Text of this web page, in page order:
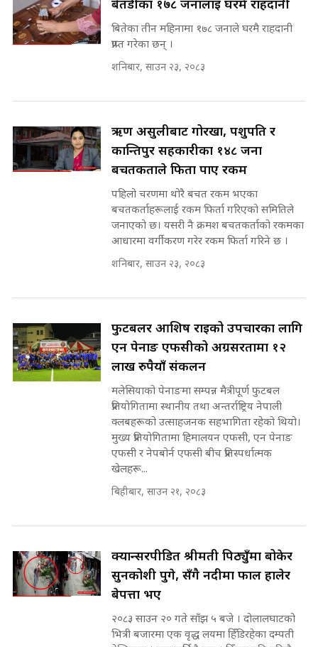
Prachanda, Rabi, Gagan Stand
on the Same Page ||
SIDHAKURA ||
भनिन्–साथ दिनुहोस्, दबाब होइन ||
Waterfall of Rasuwa ||
SIDHAKURA ||
कहिले बन्ला चक्रपथ ? विस्तार कार्यमा
Expansion Dilemma |
पटकपटक भावुक बने गृहमन्त्री सुदन
SIDHAKURA ||
पोप्पोको पासोः कमाउने लोभमा घरबार नै
उठिबास | The Dark Side of
INVESTIGATION
मन्त्री आउने बित्तिकै सुरु भएको थियो
घुसको डिल || Raj Kumar Gupta ||
SIDHAKURA ||
घुसको डिल गर्ने मन्त्रीकाे राजिनामा,
भूमिसुधार मन्त्रीलाई जोगाइदै ! ||
SIDHAKURA ||
प्रधानमन्त्री ? || SIDHAKURA ||
SIDHAKURA INVESTIGATION
||
मन्त्री र पूर्व मन्त्रीको ७८ लाख घुस डिलको
अडियो | FULL AUDIO |
SIDHAKURA |
मन्त्री राजकुमारलाई घुस दिने विचौलीया
पूर्व मन्त्री रञ्जिता || SIDHAKURA
मन्त्रीले घुस डिल गरेको अडियो ! दुई झोला
नोट मन्त्रीलाई घुस | SIDHAKURA |
बैतडीका १७८ जनालाई घरमै राहदानी
बितेका तीन महिनामा १७८ जनाले घरमै राहदानी
प्राप्त गरेका छन् ।
शनिबार, साउन २३, २०८३
ऋण असुलीबाट गोरखा, पशुपति र
कान्तिपुर सहकारीका १४८ जना
बचतकर्ताले फिर्ता पाए रकम
पहिलो चरणमा थोरै बचत रकम भएका
बचतकर्ताहरूलाई रकम फिर्ता गरिएको समितिले
जनाएको छ। यसरी नै क्रमश बचतकर्ताको रकमका
आधारमा वर्गीकरण गरेर रकम फिर्ता गरिने छ ।
शनिबार, साउन २३, २०८३
फुटबलर आशिष राईको उपचारका लागि
एन पेनाङ एफसीको अग्रसरतामा १२
लाख रुपैयाँ संकलन
मलेसियाको पेनाङमा सम्पन्न मैत्रीपूर्ण फुटबल
प्रतियोगितामा स्थानीय तथा अन्तर्राष्ट्रिय नेपाली
क्लबहरूको उत्साहजनक सहभागिता रहेको थियो।
मुख्य प्रतियोगितामा हिमालयन एफसी, एन पेनाङ
एफसी र नेपबोर्न एफसी बीच प्रतिस्पर्धात्मक
खेलहरू...
बिहीबार, साउन २१, २०८३
क्यान्सरपीडित श्रीमती पिठ्युँमा बोकेर
सुनकोशी पुगे, सँगै नदीमा फाल हालेर
बेपत्ता भए
२०८३ साउन २० गते साँझ ५ बजे । दोलालघाटको
भित्री बजारमा एक वृद्ध लयमा हिँडिरहेका दम्पती